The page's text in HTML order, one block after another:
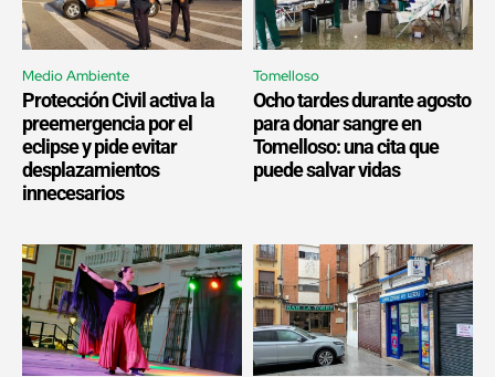
Medio Ambiente
Protección Civil activa la
preemergencia por el
eclipse y pide evitar
desplazamientos
innecesarios
Tomelloso
Ocho tardes durante agosto
para donar sangre en
Tomelloso: una cita que
puede salvar vidas